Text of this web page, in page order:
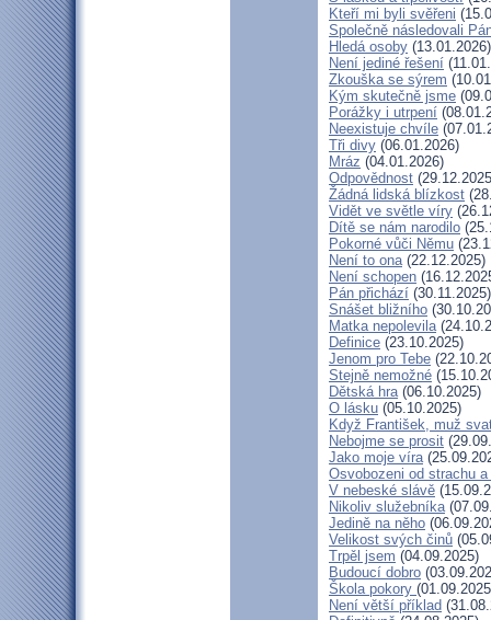
Kteří mi byli svěřeni
Společně následovali
Hledá osoby (13.01.2026)
Není jediné řešení
Zkouška se sýrem
Kým skutečně jsme
Porážky i utrpení
Neexistuje chvíle
Tři divy (06.01.2026)
Mráz (04.01.2026)
Odpovědnost
Žádná lidská blízkost
Vidět ve světle víry
Dítě se nám narodilo
Pokorné vůči Němu
Není to ona(22.12.2025)
Není schopen
Pán přichází (30.11.2025)
Snášet bližního
Matka nepolevila
Definice (23.10.2025)
Jenom pro Tebe
Stejně nemožné
Dětská hra(06.10.2025)
O lásku (05.10.2025)
Když František, muž
Nebojme se prosit
Jako moje víra
Osvobozeni od strachu
V nebeské slávě
Nikoliv služebníka
Jedině na něho
Velikost svých činů
Trpěl jsem (04.09.2025)
Budoucí dobro
Škola pokory
Není větší příklad